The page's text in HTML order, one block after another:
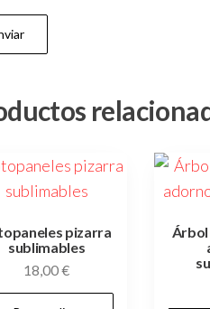
pizarra
sublimables
18,00€
Árbol